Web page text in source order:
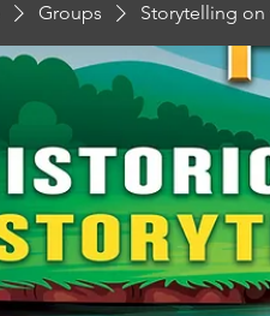
Groups Storytelling on